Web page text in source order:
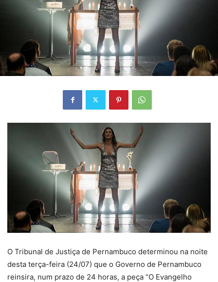
O Tribunal de Justiça de Pernambuco determinou na noite
desta terça-feira (24/07) que o Governo de Pernambuco
reinsira, num prazo de 24 horas, a peça “O Evangelho